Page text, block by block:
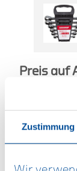
Zustimmung
Preis auf